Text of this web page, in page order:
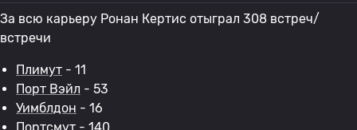
За всю карьеру Ронан Кертис отыграл 308 встреч/
встречи
Плимут - 11
Порт Вэйл - 53
Уимблдон - 16